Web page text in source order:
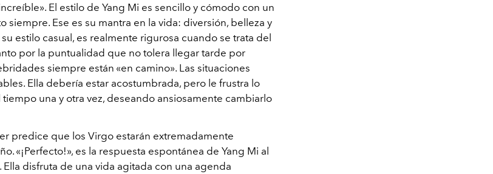
El estilo de Yang Mi es sencillo y cómodo con un
siempre. Ese es su mantra en la vida: diversión, belleza y
estilo casual, es realmente rigurosa cuando se trata del
por la puntualidad que no tolera llegar tarde por
siempre están «en camino». Las situaciones
Ella debería estar acostumbrada, pero le frustra lo
tiempo una y otra vez, deseando ansiosamente cambiarlo
predice que los Virgo estarán extremadamente
«¡Perfecto!», es la respuesta espontánea de Yang Mi al
disfruta de una vida agitada con una agenda